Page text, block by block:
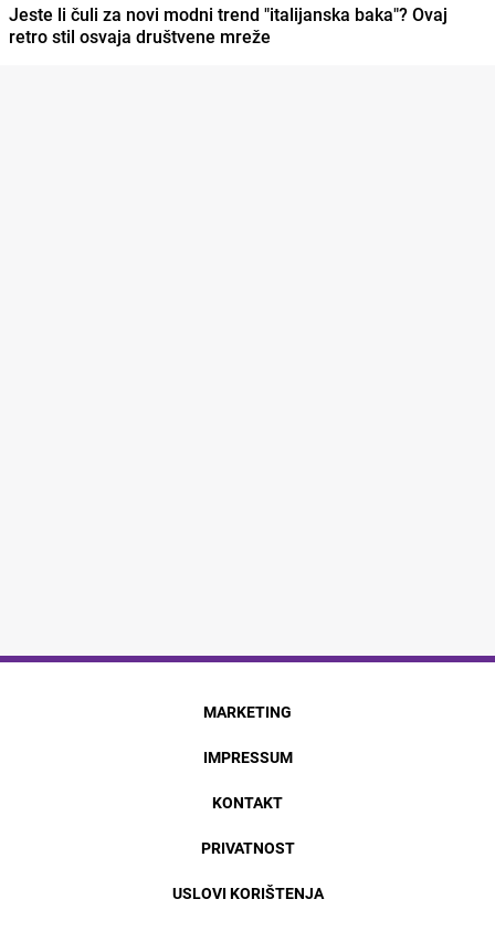
Jeste li čuli za novi modni trend "italijanska baka"? Ovaj
retro stil osvaja društvene mreže
MARKETING
IMPRESSUM
KONTAKT
PRIVATNOST
USLOVI KORIŠTENJA